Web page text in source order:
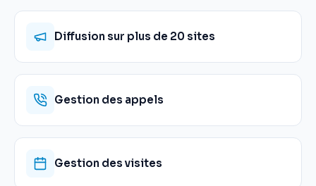
Diffusion sur plus de 20 sites
Gestion des appels
Gestion des visites